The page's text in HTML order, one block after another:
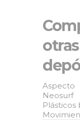
Aspecto
Neosurf
Plásticos